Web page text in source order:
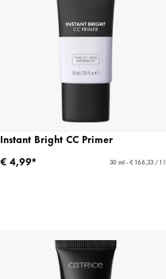
Instant Bright CC Primer
€ 4,99*
30 ml - € 166,33 / 1 l